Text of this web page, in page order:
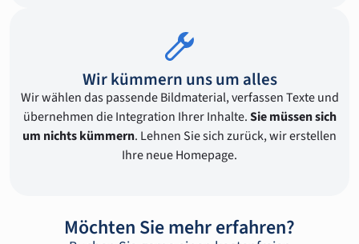
Wir kümmern uns um alles
Wir wählen das passende Bildmaterial, verfassen Texte und
übernehmen die Integration Ihrer Inhalte.Sie müssen sich
um nichts kümmern. Lehnen Sie sich zurück, wir erstellen
Ihre neue Homepage.
Möchten Sie mehr erfahren?